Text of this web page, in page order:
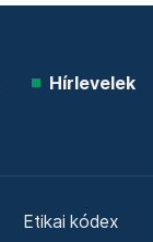
Hírlevelek
Etikai kódex